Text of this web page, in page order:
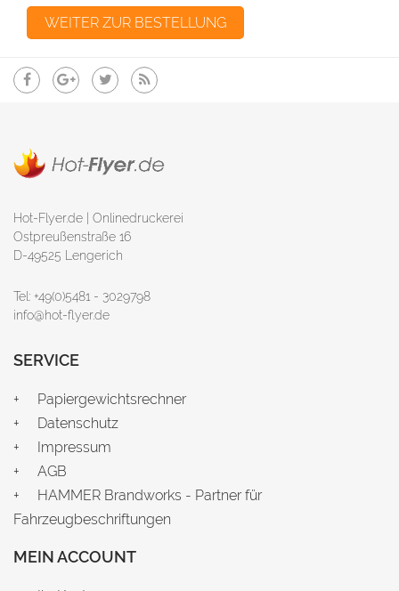
Hot-Flyer.de | Onlinedruckerei
Ostpreußenstraße 16
D-49525 Lengerich
Tel: +49(0)5481 - 3029798
info@hot-flyer.de
SERVICE
Papiergewichtsrechner
Datenschutz
Impressum
AGB
HAMMER Brandworks - Partner für
Fahrzeugbeschriftungen
MEIN ACCOUNT